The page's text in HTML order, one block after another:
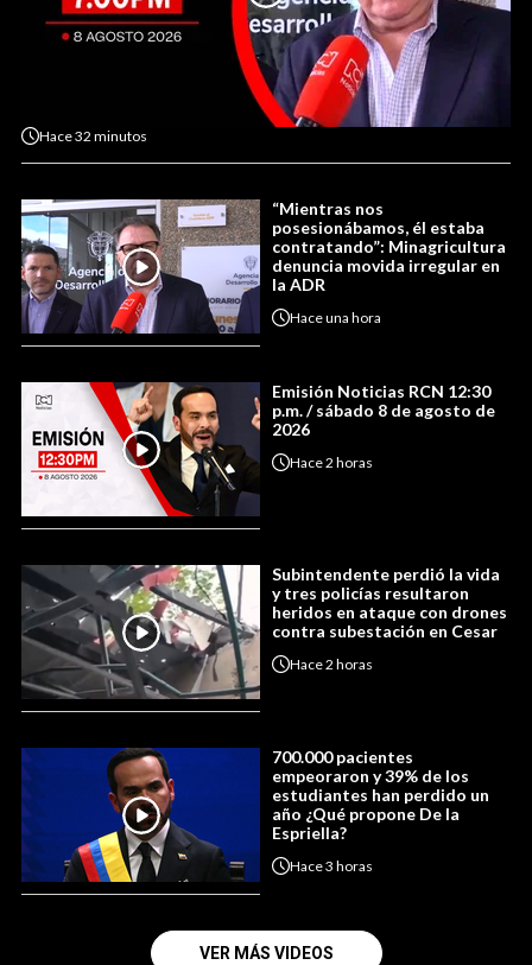
Hace32 minutos
“Mientras nos
posesionábamos, él estaba
contratando”: Minagricultura
denuncia movida irregular en
la ADR
Haceuna hora
Emisión Noticias RCN 12:30
p.m. / sábado 8 de agosto de
2026
Hace2 horas
Subintendente perdió la vida
y tres policías resultaron
heridos en ataque con drones
contra subestación en Cesar
Hace2 horas
700.000 pacientes
empeoraron y 39% de los
estudiantes han perdido un
año ¿Qué propone De la
Espriella?
Hace3 horas
VER MÁS VIDEOS